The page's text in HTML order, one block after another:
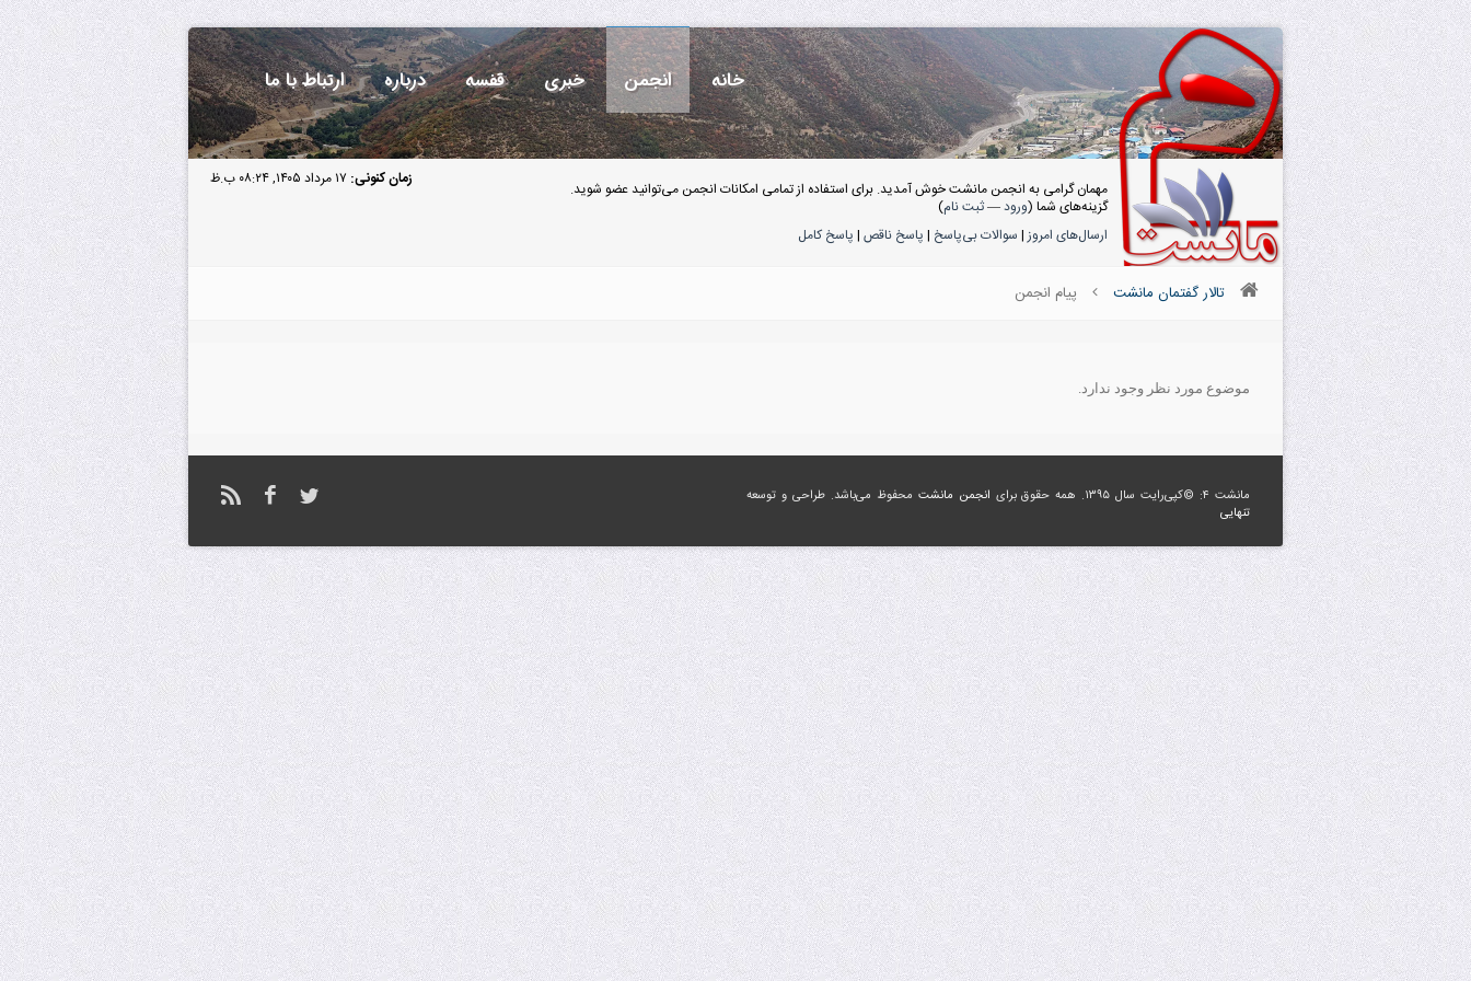
خانه انجمن خبری قفسه درباره ارتباط با ما
زمان کنونی: ۱۷ مرداد ۱۴۰۵, ۰۸:۲۴ ب.ظ
مهمان گرامی به انجمن مانشت خوش آمدید. برای استفاده از تمامی امکانات انجمن می‌توانید عضو شوید.
گزینه‌های شما (ورود—ثبت نام)
ارسال‌های امروز| سوالات بی‌پاسخ | پاسخ ناقص | پاسخ کامل
تالار گفتمان مانشت پیام انجمن
موضوع مورد نظر وجود ندارد.
مانشت ۴: ©کپی‌رایت سال ۱۳۹۵. همه حقوق برای انجمن مانشت محفوظ می‌باشد. طراحی و توسعه
تنهایی